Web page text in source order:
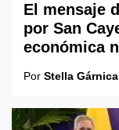
El mensaje
por San
económica
Por Stella Gárnica